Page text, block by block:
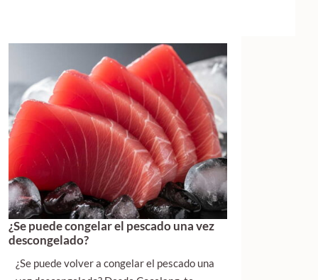
¿Se puede congelar el pescado una vez
descongelado?
¿Se puede volver a congelar el pescado una